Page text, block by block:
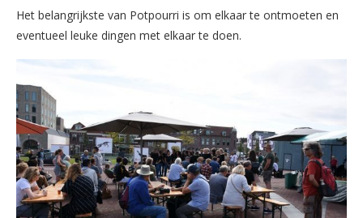
Het belangrijkste van Potpourri is om elkaar te ontmoeten en
eventueel leuke dingen met elkaar te doen.